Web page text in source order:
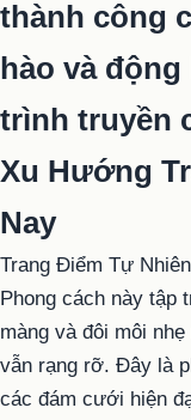
thành công
hào và
trình truyền
Xu Hướng
Nay
Trang Điểm Tự Nhiên
Phong cách này tập
màng và đôi môi
vẫn rạng rỡ. Đây là
các đám cưới hiện